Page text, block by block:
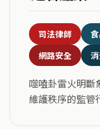
司法律師
網路安全
噬嗑卦雷火明斷
維護秩序的監管